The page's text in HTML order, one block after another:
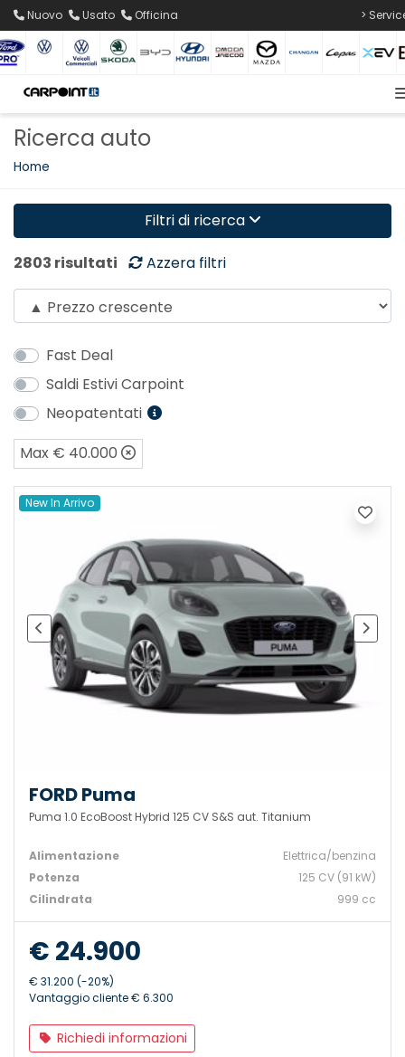
Nuovo Usato Officina >
Ricerca auto
Home
Filtri di ricerca
2803 risultati Azzera filtri
Fast Deal
Saldi Estivi Carpoint
Neopatentati
Max € 40.000
New In Arrivo
FORD Puma
Puma 1.0 EcoBoost Hybrid 125 CV S&S aut. Titanium
Alimentazione
Elettrica/benzina
Potenza
125 CV (91 kW)
Cilindrata
999 cc
€ 24.900
€ 31.200 (-20%)
Vantaggio cliente € 6.300
Richiedi informazioni